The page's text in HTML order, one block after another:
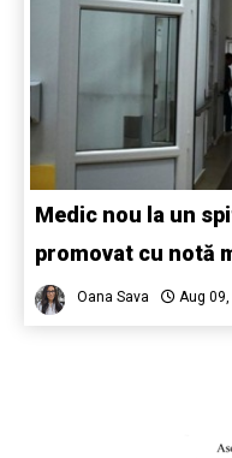
Medic nou la un
promovat cu notă
Oana Sava Aug